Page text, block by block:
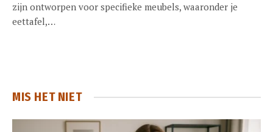
zijn ontworpen voor specifieke meubels, waaronder je
eettafel,…
MIS HET NIET